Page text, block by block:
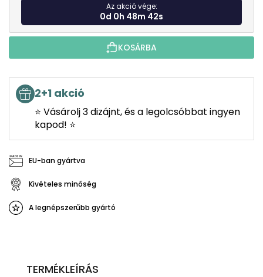
Az akció vége:
0d 0h 48m 41s
KOSÁRBA
2+1 akció
⭐ Vásárolj 3 dizájnt, és a legolcsóbbat ingyen
kapod! ⭐
EU-ban gyártva
Kivételes minőség
A legnépszerűbb gyártó
TERMÉKLEÍRÁS